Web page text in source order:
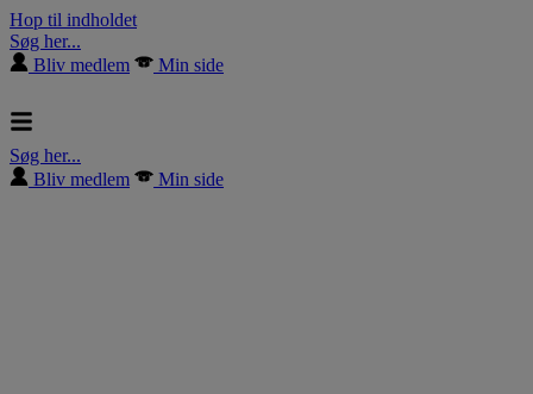
Hop til indholdet
Søg her...
Bliv medlem
Min side
Søg her...
Bliv medlem
Min side